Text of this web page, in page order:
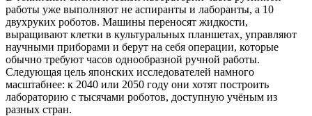
работы уже выполняют не аспиранты и лаборанты, а 10
двухруких роботов. Машины переносят жидкости,
выращивают клетки в культуральных планшетах, управляют
научными приборами и берут на себя операции, которые
обычно требуют часов однообразной ручной работы.
Следующая цель японских исследователей намного
масштабнее: к 2040 или 2050 году они хотят построить
лабораторию с тысячами роботов, доступную учёным из
разных стран.